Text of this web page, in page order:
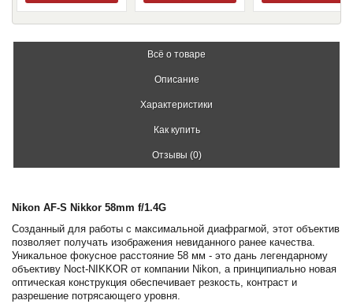
Купить
Всё о товаре
Описание
Характеристики
Как купить
Отзывы (0)
Nikon AF-S Nikkor 58mm f/1.4G
Созданный для работы с максимальной диафрагмой, этот объектив
позволяет получать изображения невиданного ранее качества.
Уникальное фокусное расстояние 58 мм - это дань легендарному
объективу Noct-NIKKOR от компании Nikon, а принципиально новая
оптическая конструкция обеспечивает резкость, контраст и
разрешение потрясающего уровня.